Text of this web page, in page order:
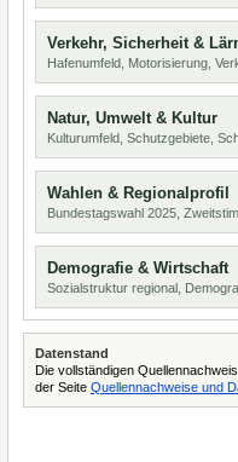
Verkehr, Sicherheit &
Hafenumfeld, Motorisierung,
Natur, Umwelt & Kultur
Kulturumfeld, Schutzgebiete,
Wahlen & Regionalprofil
Bundestagswahl 2025,
Demografie & Wirtschaft
Sozialstruktur regional,
Datenstand
Die vollständigen
der Seite Quellennachweise und